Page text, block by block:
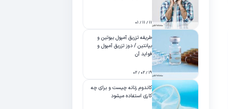
۱۱ / ۱۱ / ۰۱
طریقه تزریق آمپول بیوتین و
بپانتین / دوز تزریق آمپول و
فواید آن
۱۹ / ۰۲ / ۰۲
کاندوم زنانه چیست و برای چه
کاری استفاده میشود